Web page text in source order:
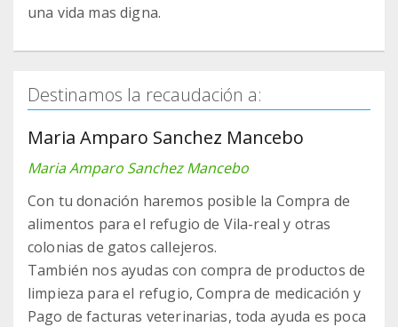
una vida mas digna.
Destinamos la recaudación a:
Maria Amparo Sanchez Mancebo
Maria Amparo Sanchez Mancebo
Con tu donación haremos posible la Compra de
alimentos para el refugio de Vila-real y otras
colonias de gatos callejeros.
También nos ayudas con compra de productos de
limpieza para el refugio, Compra de medicación y
Pago de facturas veterinarias, toda ayuda es poca